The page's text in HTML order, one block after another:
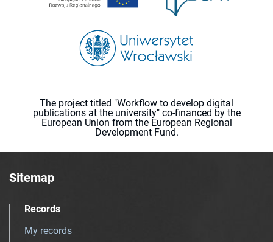
The project titled "Workflow to develop digital
publications at the university" co-financed by the
European Union from the European Regional
Development Fund.
Sitemap
Records
My records